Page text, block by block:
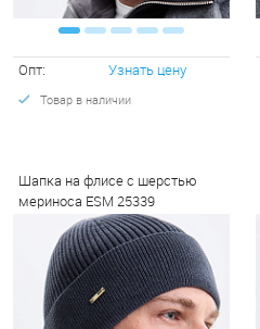
Опт: Узнать цену
Товар в наличии
Шапка на флисе с шерстью
мериноса ESM 25339